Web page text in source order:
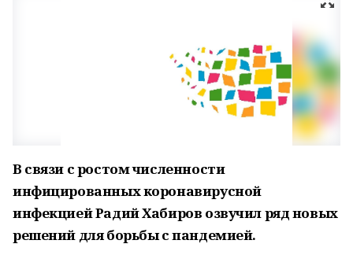
В связи с ростом численности
инфицированных коронавирусной
инфекцией Радий Хабиров озвучил ряд новых
решений для борьбы с пандемией.